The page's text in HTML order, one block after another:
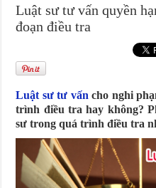
Luật sư tư vấn quyền
đoạn điều tra
Luật sư tư vấn cho nghi
trình điều tra hay không?
sư trong quá trình điều tra